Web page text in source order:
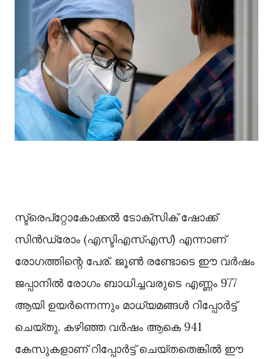
സ്ട്രെപ്റ്റോകോക്കല്‍ ടോക്സിക് ഷോക്ക്
സിൻഡ്രോം (എസ്ടിഎസ്‌എസ്) എന്നാണ്
രോഗത്തിന്റെ പേര്. ജൂണ്‍ രണ്ടോടെ ഈ വർഷം
ജപ്പാനില്‍ രോഗം ബാധിച്ചവരുടെ എണ്ണം 977
ആയി ഉയർന്നെന്നും മാധ്യമങ്ങള്‍ റിപ്പോർട്ട്
ചെയ്തു. കഴിഞ്ഞ വർഷം ആകെ 941
കേസുകളാണ് റിപ്പോർട്ട് ചെയ്തതെങ്കില്‍ ഈ